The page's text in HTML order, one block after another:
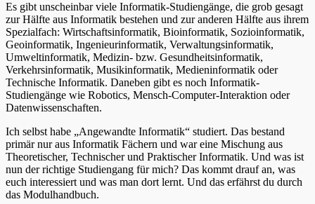
Es gibt unscheinbar viele Informatik-Studiengänge, die grob gesagt
zur Hälfte aus Informatik bestehen und zur anderen Hälfte aus ihrem
Spezialfach: Wirtschaftsinformatik, Bioinformatik, Sozioinformatik,
Geoinformatik, Ingenieurinformatik, Verwaltungsinformatik,
Umweltinformatik, Medizin- bzw. Gesundheitsinformatik,
Verkehrsinformatik, Musikinformatik, Medieninformatik oder
Technische Informatik. Daneben gibt es noch Informatik-
Studiengänge wie Robotics, Mensch-Computer-Interaktion oder
Datenwissenschaften.
Ich selbst habe „Angewandte Informatik“ studiert. Das bestand
primär nur aus Informatik Fächern und war eine Mischung aus
Theoretischer, Technischer und Praktischer Informatik. Und was ist
nun der richtige Studiengang für mich? Das kommt drauf an, was
euch interessiert und was man dort lernt. Und das erfährst du durch
das Modulhandbuch.